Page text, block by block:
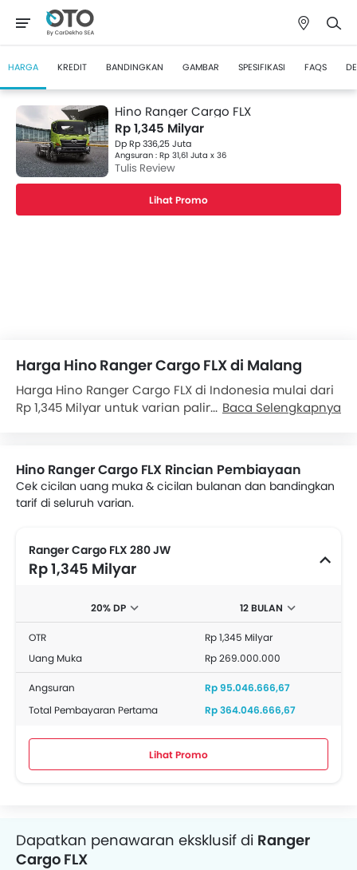
HARGA KREDIT BANDINGKAN GAMBAR SPESIFIKASI FAQS
Hino Ranger Cargo FLX
Rp 1,345 Milyar
Dp Rp 336,25 Juta
Angsuran : Rp 31,61 Juta x 36
Tulis Review
Lihat Promo
Harga Hino Ranger Cargo FLX di Malang
Harga Hino Ranger Cargo FLX di Indonesia mulai dari
Rp 1,345 Milyar untuk varian paling bawah. Lihat daftar
bawah in. Juga, Dapatkan harga terbaik dengan
meminta penawaran dari dealer resmi Hino.
Baca Selengkapnya
Hino Ranger Cargo FLX Rincian Pembiayaan
Cek cicilan uang muka & cicilan bulanan dan bandingkan
tarif di seluruh varian.
Ranger Cargo FLX 280 JW
Rp 1,345 Milyar
20% DP 12 BULAN
OTR
Rp 1,345 Milyar
Uang Muka
Rp 269.000.000
Angsuran
Rp 95.046.666,67
Total Pembayaran Pertama
Rp 364.046.666,67
Lihat Promo
Dapatkan penawaran eksklusif di Ranger
Cargo FLX